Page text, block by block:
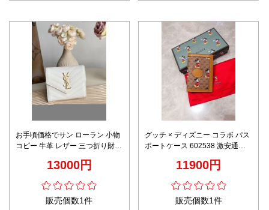
お手頃価格でサン ローラン 小物
コピー 牛革 レザー 三つ折り財布
13000円
販売個数1件
グッチ × ディズニー コラボ パス
ポートケース 602538 激安通販
度 発送保証11900円
販売個数1件